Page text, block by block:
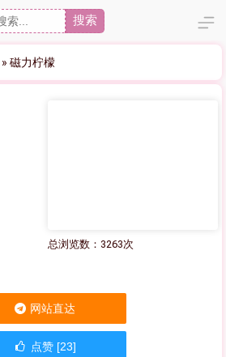
搜索
» 磁力柠檬
总浏览数：3263次
网站直达
点赞 [23]